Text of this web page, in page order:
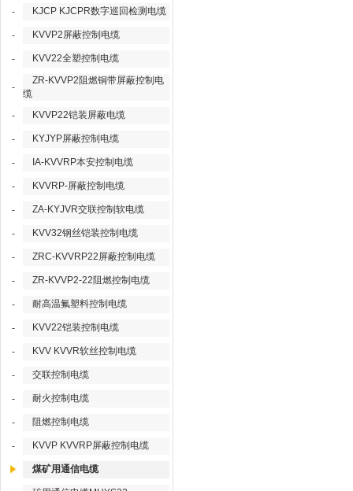
- KJCP KJCPR数字巡回检测电缆
- KVVP2屏蔽控制电缆
- KVV22全塑控制电缆
-
ZR-KVVP2阻燃铜带屏蔽控制电
缆
-
KVVP22铠装屏蔽电缆
- KYJYP屏蔽控制电缆
- IA-KVVRP本安控制电缆
- KVVRP-屏蔽控制电缆
- ZA-KYJVR交联控制软电缆
- KVV32钢丝铠装控制电缆
- ZRC-KVVRP22屏蔽控制电缆
- ZR-KVVP2-22阻燃控制电缆
- 耐高温氟塑料控制电缆
- KVV22铠装控制电缆
- KVV KVVR软丝控制电缆
- 交联控制电缆
- 耐火控制电缆
- 阻燃控制电缆
- KVVP KVVRP屏蔽控制电缆
煤矿用通信电缆